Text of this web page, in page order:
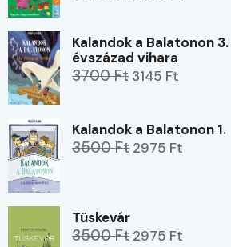
Kalandok a Balatonon
évszázad vihara
3700 Ft 3145 Ft
Kalandok a Balatonon 1.
3500 Ft 2975 Ft
Tüskevár
3500 Ft 2975 Ft